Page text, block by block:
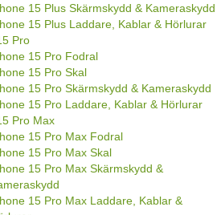
15 Plus Skärmskydd & Kameraskydd
15 Plus Laddare, Kablar & Hörlurar
Pro
15 Pro Fodral
15 Pro Skal
15 Pro Skärmskydd & Kameraskydd
15 Pro Laddare, Kablar & Hörlurar
Pro Max
15 Pro Max Fodral
15 Pro Max Skal
15 Pro Max Skärmskydd &
15 Pro Max Laddare, Kablar &